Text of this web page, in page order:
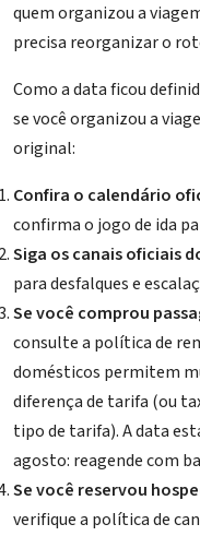
quem organizou a
precisa reorganizar o
Como a data ficou
se você organizou a
original:
Confira o calendário
confirma o jogo de ida
Siga os canais oficiais
para desfalques e
Se você comprou
consulte a política de
domésticos permitem
diferença de tarifa (ou
tipo de tarifa). A data
agosto: reagende com
Se você reservou
verifique a política de